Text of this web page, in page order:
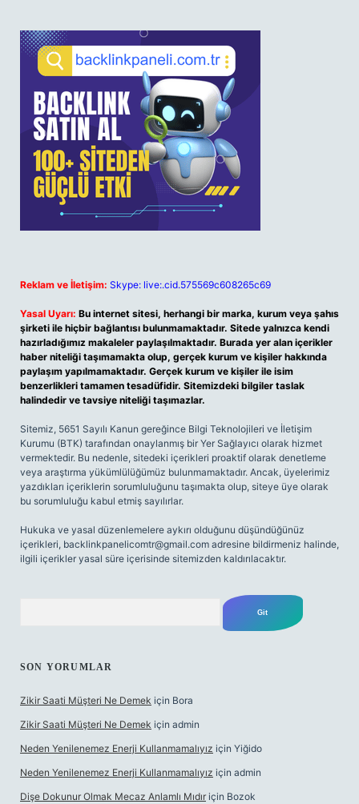
Reklam ve İletişim: Skype: live:.cid.575569c608265c69
Yasal Uyarı: Bu internet sitesi, herhangi bir marka, kurum veya şahıs
şirketi ile hiçbir bağlantısı bulunmamaktadır. Sitede yalnızca kendi
hazırladığımız makaleler paylaşılmaktadır. Burada yer alan içerikler
haber niteliği taşımamakta olup, gerçek kurum ve kişiler hakkında
paylaşım yapılmamaktadır. Gerçek kurum ve kişiler ile isim
benzerlikleri tamamen tesadüfidir. Sitemizdeki bilgiler taslak
halindedir ve tavsiye niteliği taşımazlar.
Sitemiz, 5651 Sayılı Kanun gereğince Bilgi Teknolojileri ve İletişim
Kurumu (BTK) tarafından onaylanmış bir Yer Sağlayıcı olarak hizmet
vermektedir. Bu nedenle, sitedeki içerikleri proaktif olarak denetleme
veya araştırma yükümlülüğümüz bulunmamaktadır. Ancak, üyelerimiz
yazdıkları içeriklerin sorumluluğunu taşımakta olup, siteye üye olarak
bu sorumluluğu kabul etmiş sayılırlar.
Hukuka ve yasal düzenlemelere aykırı olduğunu düşündüğünüz
içerikleri, backlinkpanelicomtr@gmail.com adresine bildirmeniz halinde,
ilgili içerikler yasal süre içerisinde sitemizden kaldırılacaktır.
SON YORUMLAR
Zikir Saati Müşteri Ne Demek için Bora
Zikir Saati Müşteri Ne Demek için admin
Neden Yenilenemez Enerji Kullanmamalıyız için Yiğido
Neden Yenilenemez Enerji Kullanmamalıyız için admin
Dişe Dokunur Olmak Mecaz Anlamlı Mıdır için Bozok